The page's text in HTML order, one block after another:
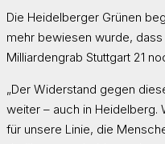
Die Heidelberger Grünen
mehr bewiesen wurde,
Milliardengrab Stuttgart 21
„Der Widerstand gegen
weiter – auch in Heidelberg.
für unsere Linie, die